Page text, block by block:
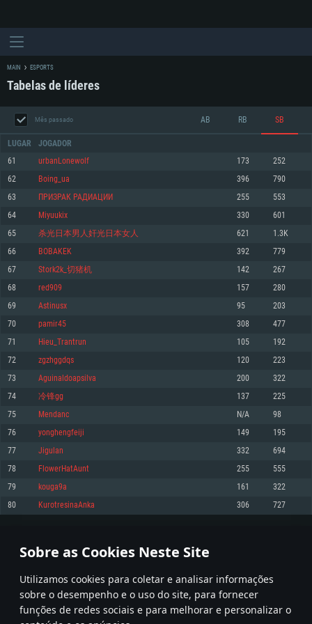
Sobre as Cookies Neste Site
Utilizamos cookies para coletar e analisar informações
sobre o desempenho e o uso do site, para fornecer
funções de redes sociais e para melhorar e personalizar o
REQUERIMENTOS DE SISTEMA
Mínimo
Sistema Operativo: Windows 10 (64 bit)
Processador: Dual-Core 2.2 GHz
Memória: 4GB
Placa Gráfica: Placa com DirectX 11: AMD Radeon 77XX / NVIDIA GeForce
GTX 660. Resolução mínima suportada: 720p
Network: Internet de banda larga.
Disco: 23,1 GB
Recomendado
superior, Radeon RX 570 ou superior
Disco: 75,9 GB
Mínimo
Sistema Operativo: Mac OS Big Sur 11.0 ou versão mais recente
Processador: Core i5 2.2GHz mínimo (Intel Xeon não suportado)
Memória: 6 GB
Placa Gráfica: Intel Iris Pro 5200 (Mac), equivalentes AMD/Nvidia para Mac.
Resolução mínima suportada: 720p com suporte Metal.
Network: Internet de banda larga.
Disco: 21,5 GB
Recomendado
Network: Internet de banda larga.
Mínimo
Sistema Operativo: Distribuições mais modernas do Linux de 64bit
Processador: Dual-Core 2.4 GHz
Memória: 4 GB
Placa Gráfica: NVIDIA 660 com os drivers mais recentes (não mais de 6
meses) / equivalentes AMD com os drivers mais recentes com suporte
Vulkan (não mais de 6 meses); Resolução mínima suportada: 720p.
Network: Internet de banda larga.
Disco: 21,5 GB
Recomendado
Sistema Operativo: Ubuntu 20.04 64bit
Processador: Intel Core i7
Memória: 16 GB
Placa Gráfica: NVIDIA 1060 com os drivers mais recentes (não mais de 6
meses) / equivalentes AMD (Radeon RX 570) com os drivers mais recentes
Network: Internet de banda larga.
MAIN ESPORTS
Tabelas de líderes
Mês passado AB RB SB
LUGAR JOGADOR
61 urbanLonewolf 173 252
62 Boing_ua 396 790
63 ПРИЗРАК РАДИАЦИИ 255 553
64 Miyuukix 330 601
65 杀光日本男人奸光日本女人 621 1.3K
66 BOBAKEK 392 779
67 Stork2k_切猪机 142 267
68 red909 157 280
69 Astinusx 95 203
70 pamir45 308 477
71 Hieu_Trantrun 105 192
72 zgzhggdqs 120 223
73 Aguinaldoapsilva 200 322
74 冷锋gg 137 225
75 Mendanc N/A 98
76 yonghengfeiji 149 195
77 Jigulan 332 694
78 FlowerHatAunt 255 555
79 kouga9a 161 322
80 KurotresinaAnka 306 727